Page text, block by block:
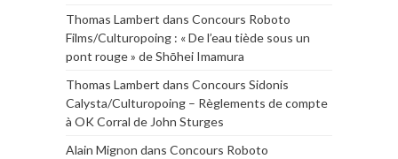
Thomas Lambert dans Concours Roboto
Films/Culturopoing : « De l’eau tiède sous un
pont rouge » de Shōhei Imamura
Thomas Lambert dans Concours Sidonis
Calysta/Culturopoing – Règlements de compte
à OK Corral de John Sturges
Alain Mignon dans Concours Roboto